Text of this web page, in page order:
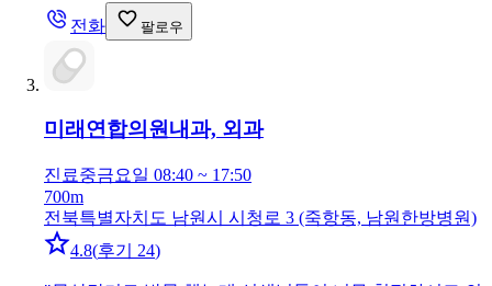
전화 팔로우
미래연합의원내과, 외과
진료중금요일 08:40 ~ 17:50
700m
전북특별자치도 남원시 시청로 3 (죽항동, 남원한방병원)
4.8(후기 24)